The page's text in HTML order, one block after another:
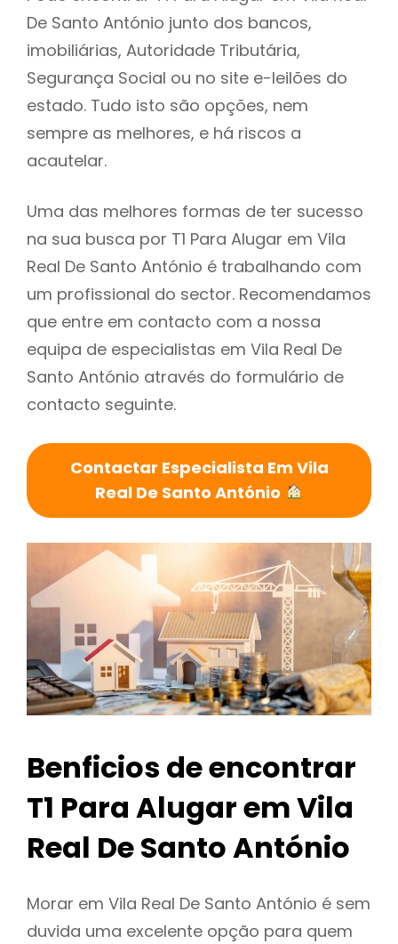
De Santo António junto dos bancos,
imobiliárias, Autoridade Tributária,
Segurança Social ou no site e-leilões do
estado. Tudo isto são opções, nem
sempre as melhores, e há riscos a
acautelar.
Uma das melhores formas de ter sucesso
na sua busca por T1 Para Alugar em Vila
Real De Santo António é trabalhando com
um profissional do sector. Recomendamos
que entre em contacto com a nossa
equipa de especialistas em Vila Real De
Santo António através do formulário de
contacto seguinte.
Contactar Especialista Em Vila
Real De Santo António
Benficios de encontrar
T1 Para Alugar em Vila
Real De Santo António
Morar em Vila Real De Santo António é sem
duvida uma excelente opção para quem